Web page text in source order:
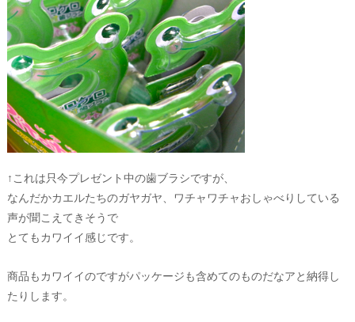
↑これは只今プレゼント中の歯ブラシですが、
なんだかカエルたちのガヤガヤ、ワチャワチャおしゃべりしている
声が聞こえてきそうで
とてもカワイイ感じです。
商品もカワイイのですがパッケージも含めてのものだなアと納得し
たりします。